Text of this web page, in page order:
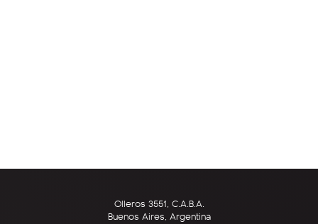
Olleros 3551, C.A.B.A.
Buenos Aires, Argentina